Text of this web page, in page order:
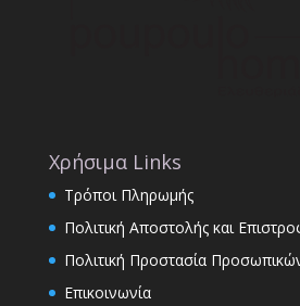
Χρήσιμα Links
Τρόποι Πληρωμής
Πολιτική Αποστολής και
Πολιτική Προστασία
Επικοινωνία